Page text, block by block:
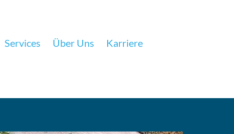
Services Über Uns Karriere